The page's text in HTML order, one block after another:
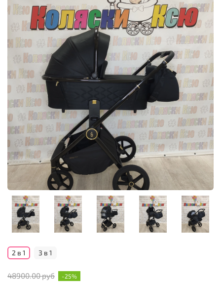
2 в 1 3 в 1
48900.00 руб -25%